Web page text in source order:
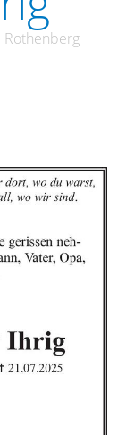
Rothenberg